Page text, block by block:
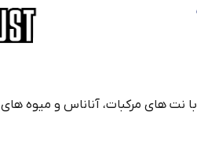
نت های مرکبات، آناناس و میوه های